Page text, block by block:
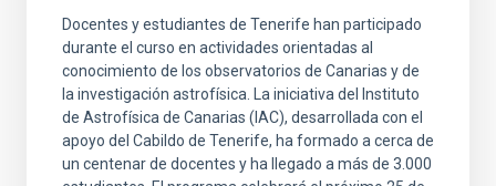
Docentes y estudiantes de Tenerife han participado
durante el curso en actividades orientadas al
conocimiento de los observatorios de Canarias y de
la investigación astrofísica. La iniciativa del Instituto
de Astrofísica de Canarias (IAC), desarrollada con el
apoyo del Cabildo de Tenerife, ha formado a cerca de
un centenar de docentes y ha llegado a más de 3.000